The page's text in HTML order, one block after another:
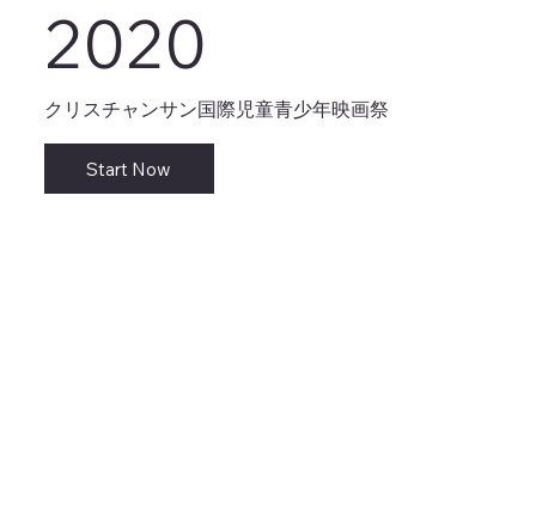
2020
クリスチャンサン国際児童青少年映画祭
Start Now